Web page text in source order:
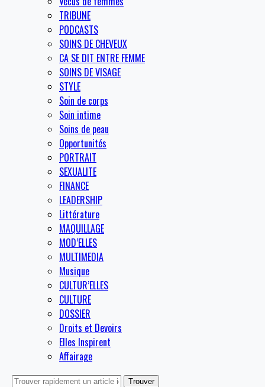
TRIBUNE
PODCASTS
SOINS DE CHEVEUX
CA SE DIT ENTRE FEMME
SOINS DE VISAGE
STYLE
Soin de corps
Soin intime
Soins de peau
Opportunités
PORTRAIT
SEXUALITE
FINANCE
LEADERSHIP
Littérature
MAQUILLAGE
MOD’ELLES
MULTIMEDIA
Musique
CULTUR’ELLES
CULTURE
DOSSIER
Droits et Devoirs
Elles Inspirent
Affairage